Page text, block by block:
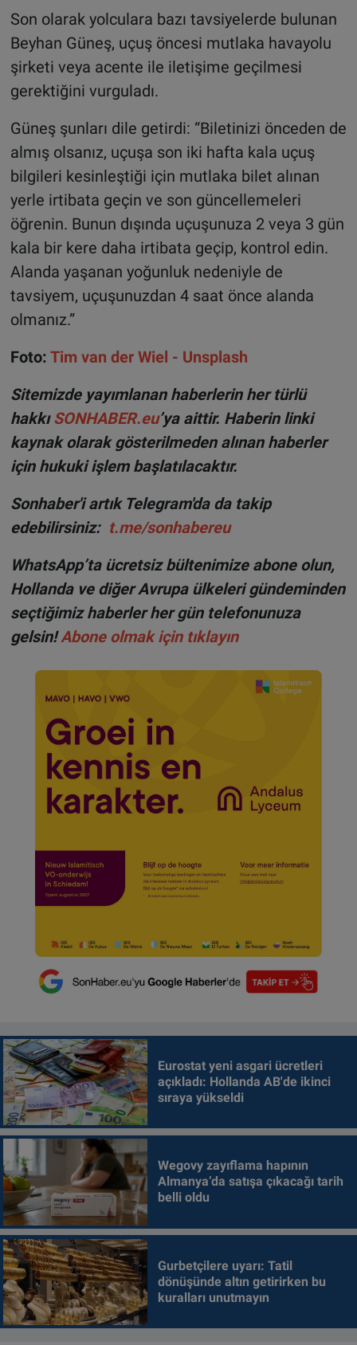
Son olarak yolculara bazı tavsiyelerde bulunan
Beyhan Güneş, uçuş öncesi mutlaka havayolu
şirketi veya acente ile iletişime geçilmesi
gerektiğini vurguladı.
Güneş şunları dile getirdi: “Biletinizi önceden de
almış olsanız, uçuşa son iki hafta kala uçuş
bilgileri kesinleştiği için mutlaka bilet alınan
yerle irtibata geçin ve son güncellemeleri
öğrenin. Bunun dışında uçuşunuza 2 veya 3 gün
kala bir kere daha irtibata geçip, kontrol edin.
Alanda yaşanan yoğunluk nedeniyle de
tavsiyem, uçuşunuzdan 4 saat önce alanda
olmanız.”
Foto: Tim van der Wiel - Unsplash
Sitemizde yayımlanan haberlerin her türlü
hakkıSONHABER.eu’ya aittir. Haberin linki
kaynak olarak gösterilmeden alınan haberler
için hukuki işlem başlatılacaktır.
Sonhaber'i artık Telegram'da da takip
edebilirsiniz: t.me/sonhabereu
WhatsApp’ta ücretsiz bültenimize abone olun,
Hollanda ve diğer Avrupa ülkeleri gündeminden
seçtiğimiz haberler her gün telefonunuza
gelsin!Abone olmak için tıklayın
Eurostat yeni asgari ücretleri
açıkladı: Hollanda AB'de ikinci
sıraya yükseldi
Wegovy zayıflama hapının
Almanya’da satışa çıkacağı tarih
belli oldu
Gurbetçilere uyarı: Tatil
dönüşünde altın getirirken bu
kuralları unutmayın